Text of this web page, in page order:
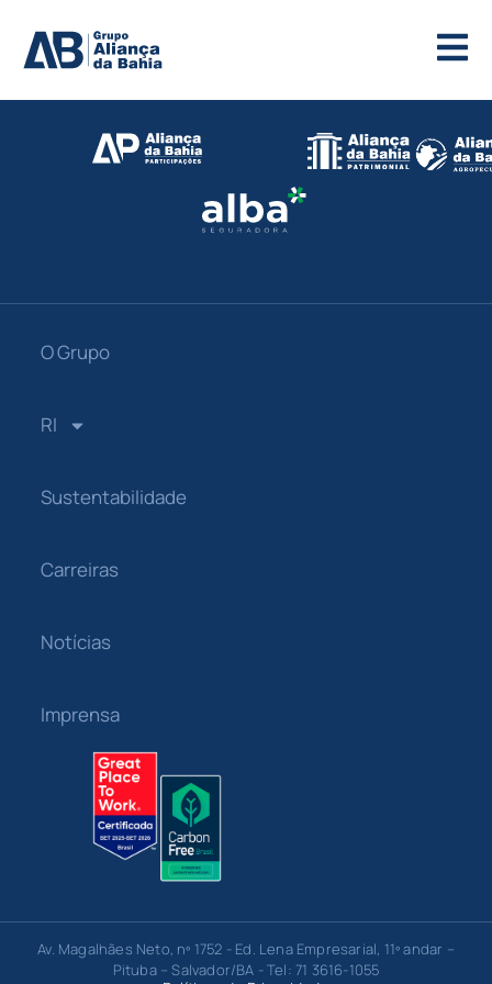
O Grupo
RI
Sustentabilidade
Carreiras
Notícias
Imprensa
Av. Magalhães Neto, nº 1752 - Ed. Lena Empresarial, 11º andar –
Pituba – Salvador/BA - Tel: 71 3616-1055